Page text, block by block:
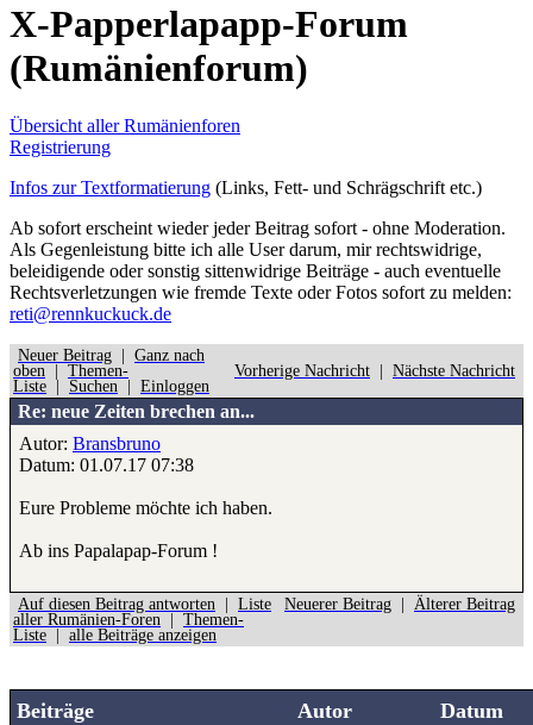
X-Papperlapapp-Forum
(Rumänienforum)
Übersicht aller Rumänienforen
Registrierung
Infos zur Textformatierung (Links, Fett- und Schrägschrift etc.)
Ab sofort erscheint wieder jeder Beitrag sofort - ohne Moderation.
Als Gegenleistung bitte ich alle User darum, mir rechtswidrige,
beleidigende oder sonstig sittenwidrige Beiträge - auch eventuelle
Rechtsverletzungen wie fremde Texte oder Fotos sofort zu melden:
reti@rennkuckuck.de
Neuer Beitrag
Ganz nach
oben
Themen-
Liste
Suchen Einloggen
Vorherige Nachricht Nächste Nachricht
Re: neue Zeiten brechen an...
Autor: Bransbruno
Datum: 01.07.17 07:38
Eure Probleme möchte ich haben.
Ab ins Papalapap-Forum !
Auf diesen Beitrag antworten
Liste
aller Rumänien-Foren
Themen-
Liste
alle Beiträge anzeigen
Neuerer Beitrag Älterer Beitrag
Beiträge Autor Datum